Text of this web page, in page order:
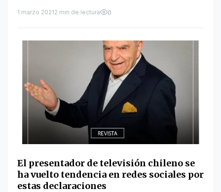
1 marzo 20212 min de lectura 0
El presentador de televisión chileno se
ha vuelto tendencia en redes sociales por
estas declaraciones